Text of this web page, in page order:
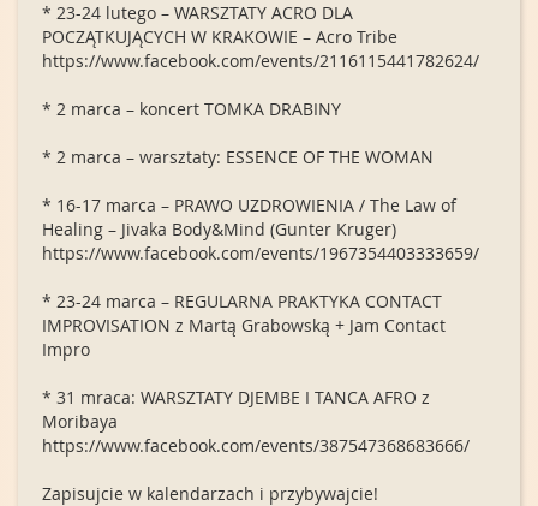
* 23-24 lutego – WARSZTATY ACRO DLA
POCZĄTKUJĄCYCH W KRAKOWIE – Acro Tribe
https://www.facebook.com/events/2116115441782624/
* 2 marca – koncert TOMKA DRABINY
* 2 marca – warsztaty: ESSENCE OF THE WOMAN
* 16-17 marca – PRAWO UZDROWIENIA / The Law of
Healing – Jivaka Body&Mind (Gunter Kruger)
https://www.facebook.com/events/1967354403333659/
* 23-24 marca – REGULARNA PRAKTYKA CONTACT
IMPROVISATION z Martą Grabowską + Jam Contact
Impro
* 31 mraca: WARSZTATY DJEMBE I TANCA AFRO z
Moribaya
https://www.facebook.com/events/387547368683666/
Zapisujcie w kalendarzach i przybywajcie!